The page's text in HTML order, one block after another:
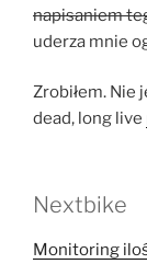
napisaniem
uderza mnie
Zrobiłem. Nie
dead, long live
Nextbike
Monitoring